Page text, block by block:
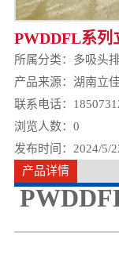
PWDDFL系列
所属分类： 多吸头
产品来源：湖南立
联系电话：
浏览人数： 0
发布时间：2024/5/
产品详情